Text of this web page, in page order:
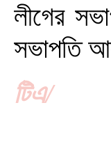
লীগের
সভাপতি
টিএ/